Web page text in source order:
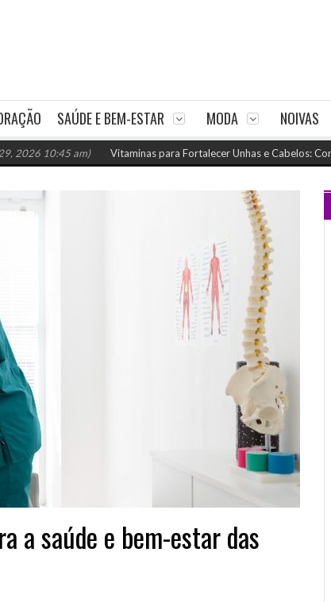
SAÚDE E BEM-ESTAR MODA NOIVAS
am) Vitaminas para Fortalecer Unhas e Cabelos: Como
a saúde e bem-estar das